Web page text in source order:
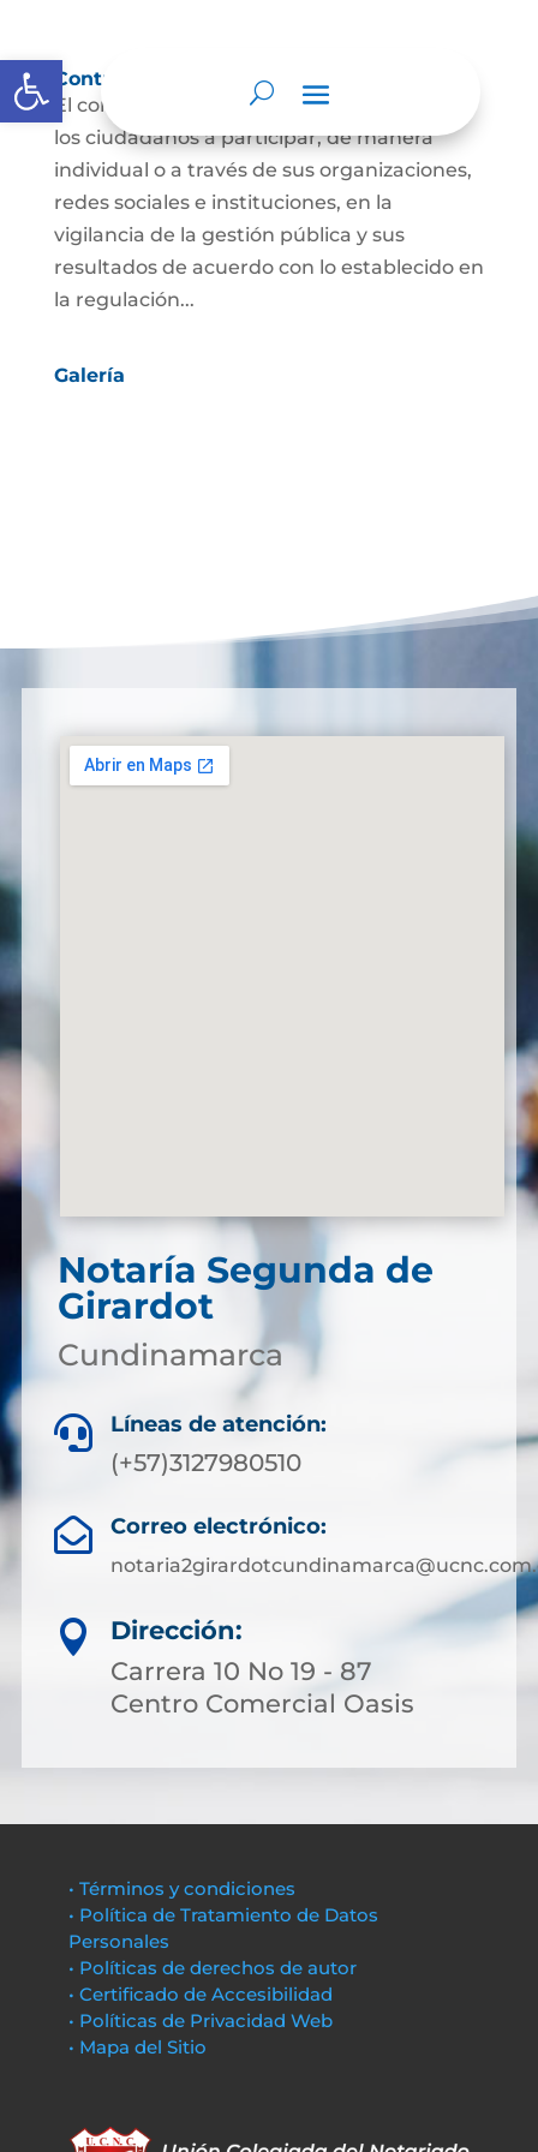
Abrir barra de herramientas
Control social
El control social es el derecho y el deber de
los ciudadanos a participar, de manera
individual o a través de sus organizaciones,
redes sociales e instituciones, en la
vigilancia de la gestión pública y sus
resultados de acuerdo con lo establecido en
la regulación...
Galería
Notaría Segunda de
Girardot
Cundinamarca
 Líneas de atención:
(+57)3127980510
 Correo electrónico:

Dirección:
Carrera 10 No 19 - 87
Centro Comercial Oasis
• Términos y condiciones
• Política de Tratamiento de Datos
Personales
• Políticas de derechos de autor
• Certificado de Accesibilidad
• Políticas de Privacidad Web
• Mapa del Sitio